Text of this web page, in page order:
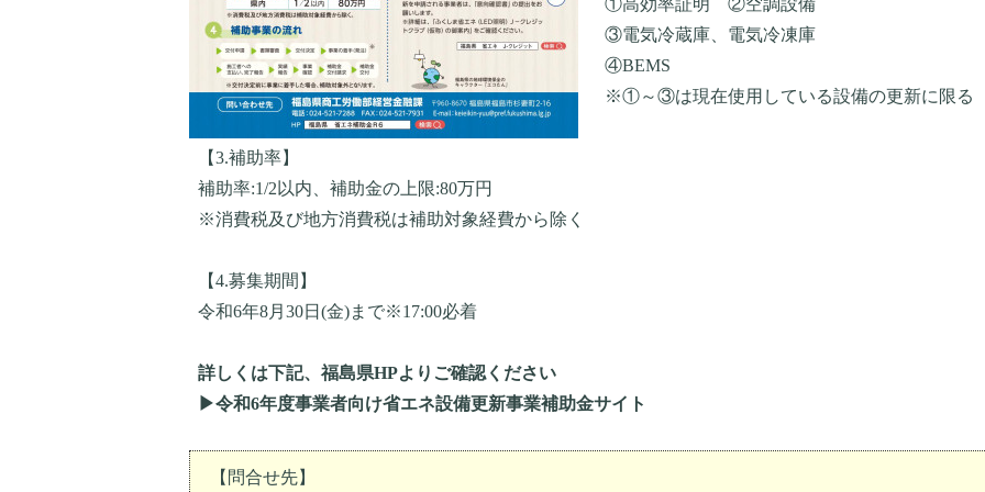
①高効率証明 ②空調設備
③電気冷蔵庫、電気冷凍庫
④BEMS
※①～③は現在使用している設備の更新に限る
【3.補助率】
補助率:1/2以内、補助金の上限:80万円
※消費税及び地方消費税は補助対象経費から除く
【4.募集期間】
令和6年8月30日(金)まで※17:00必着
詳しくは下記、福島県HPよりご確認ください
▶令和6年度事業者向け省エネ設備更新事業補助金サイト
【問合せ先】